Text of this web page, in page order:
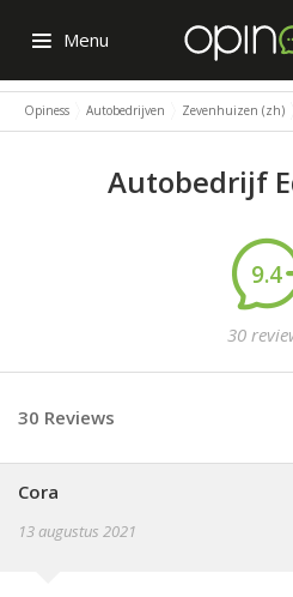
Menu
Opiness Autobedrijven Zevenhuizen (zh)
Autobedrijf
9.4
30
30 Reviews
Cora
13 augustus 2021